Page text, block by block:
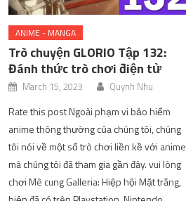
ANIME - MANGA
Trò chuyện GLORIO Tập 132:
Đánh thức trò chơi điện tử
March 15, 2023 Quynh Nhu
Rate this post Ngoài phạm vi bảo hiểm
anime thông thường của chúng tôi, chúng
tôi nói về một số trò chơi liền kề với anime
mà chúng tôi đã tham gia gần đây. vui lòng
chơi Mê cung Galleria: Hiệp hội Mặt trăng,